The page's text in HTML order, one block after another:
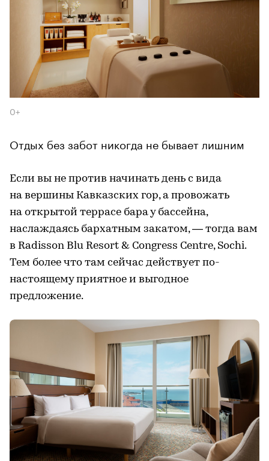
0+
Отдых без забот никогда не бывает лишним
Если вы не против начинать день с вида
на вершины Кавказских гор, а провожать
на открытой террасе бара у бассейна,
наслаждаясь бархатным закатом, — тогда вам
в Radisson Blu Resort & Congress Centre, Sochi.
Тем более что там сейчас действует по-
настоящему приятное и выгодное
предложение.